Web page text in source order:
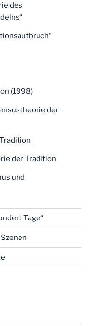
des
(1998)
der
der Tradition
und
Tage“